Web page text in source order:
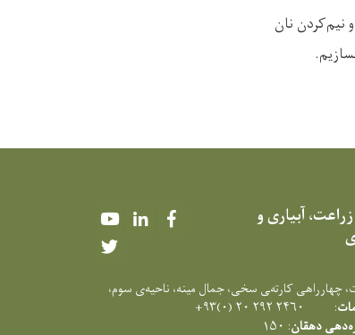
نان
آبیاری و YoutubeLinkedIn
چهارراهی کارته‌‍ی سخی، جمال مینه، ناحیه‌ی سوم،
: ۲۴۶۰ ۲۹۲ ۲۰ (۰)۹۳+
دهقان: ۱۵۰